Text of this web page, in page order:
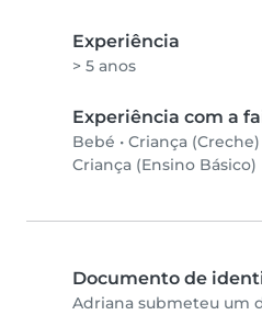
Experiência
> 5 anos
Experiência com a
Bebé • Criança (Creche)
Criança (Ensino Básico)
Documento de
Adriana submeteu um